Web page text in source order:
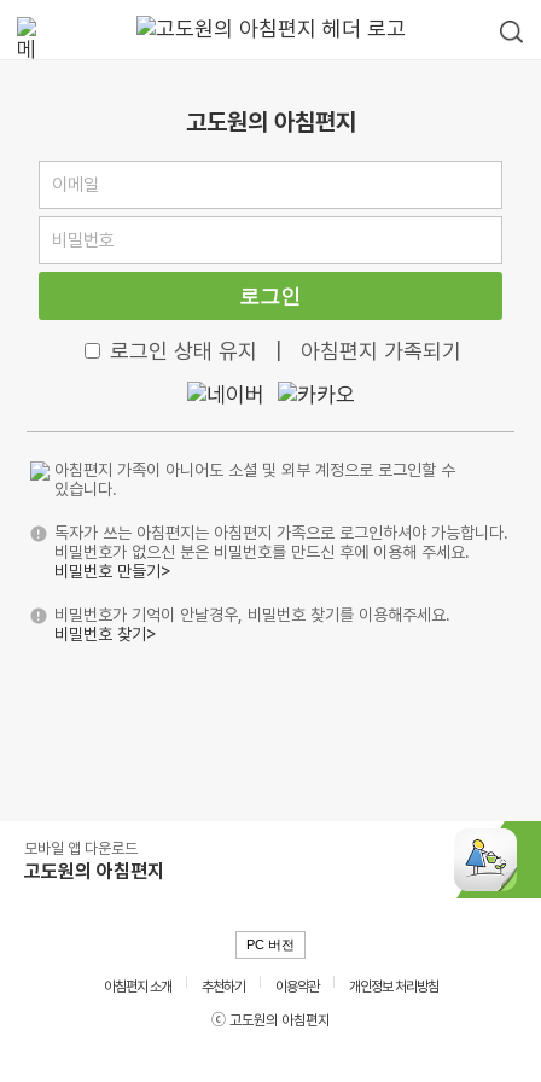
고도원의 아침편지
로그인
로그인 상태 유지 아침편지 가족되기
아침편지 가족이 아니어도 소셜 및 외부 계정으로 로그인할 수
있습니다.
독자가 쓰는 아침편지는 아침편지 가족으로 로그인하셔야 가능합니다.
비밀번호가 없으신 분은 비밀번호를 만드신 후에 이용해 주세요.
비밀번호 만들기>
비밀번호가 기억이 안날경우, 비밀번호 찾기를 이용해주세요.
비밀번호 찾기>
모바일 앱 다운로드
고도원의 아침편지
PC 버전
아침편지 소개 추천하기 이용약관
개인정보 처리방침
ⓒ 고도원의 아침편지